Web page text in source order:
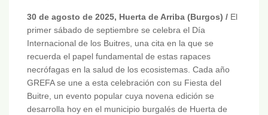
30 de agosto de 2025, Huerta de Arriba (Burgos) / El
primer sábado de septiembre se celebra el Día
Internacional de los Buitres, una cita en la que se
recuerda el papel fundamental de estas rapaces
necrófagas en la salud de los ecosistemas. Cada año
GREFA se une a esta celebración con su Fiesta del
Buitre, un evento popular cuya novena edición se
desarrolla hoy en el municipio burgalés de Huerta de